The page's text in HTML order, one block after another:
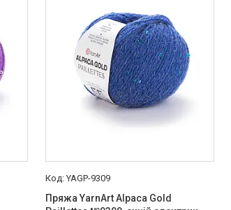
YAGP-9309
Пряжа YarnArt Alpaca Gold